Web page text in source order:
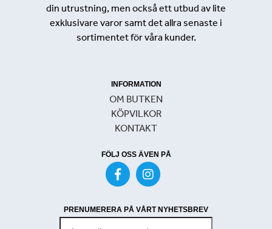
din utrustning, men också ett utbud av lite
exklusivare varor samt det allra senaste i
sortimentet för våra kunder.
INFORMATION
OM BUTKEN
KÖPVILKOR
KONTAKT
FÖLJ OSS ÄVEN PÅ
PRENUMERERA PÅ VÅRT NYHETSBREV